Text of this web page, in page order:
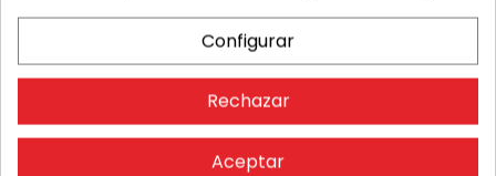
Configurar
Rechazar
Aceptar